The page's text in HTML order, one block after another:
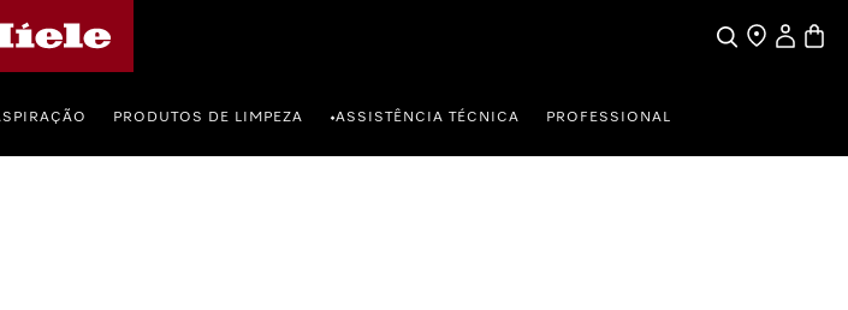
PesquisaEncontrar loja
A minha
PRODUTOS DE LIMPEZA •ASSISTÊNCIA TÉCNICA PROFESSIONAL